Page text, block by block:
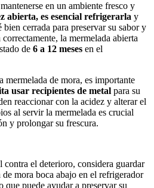
en un ambiente fresco y
abierta, es esencial refrigerarla y
bien cerrada para preservar su sabor y
la mermelada abierta
de 6 a 12 meses en el
mermelada de mora, es importante
usar recipientes de metal para su
reaccionar con la acidez y alterar el
al servir la mermelada es crucial
y prolongar su frescura.
contra el deterioro, considera guardar
mora boca abajo en el refrigerador
puede ayudar a preservar su